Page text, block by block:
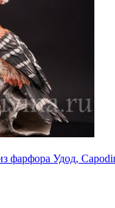
фарфора Удод,